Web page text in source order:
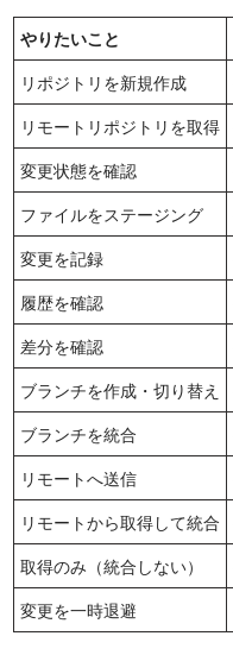
やりたいこと
リポジトリを新規作成
リモートリポジトリを取得
変更状態を確認
ファイルをステージング
変更を記録
履歴を確認
差分を確認
ブランチを作成・切り替え
ブランチを統合
リモートへ送信
リモートから取得して統合
取得のみ（統合しない）
変更を一時退避